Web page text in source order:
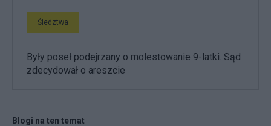
Śledztwa
Były poseł podejrzany o molestowanie 9-latki. Sąd
zdecydował o areszcie
Blogi na ten temat